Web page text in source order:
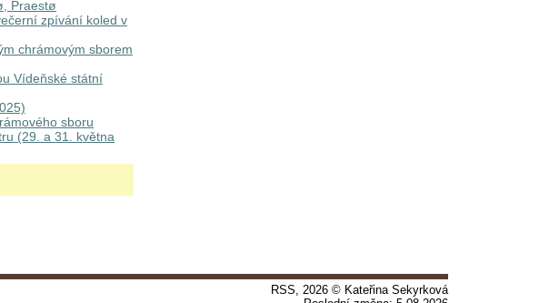
Praestø
zpívání koled v
chrámovým sborem
Vídeňské státní
sboru
(29. a 31. května
RSS, 2026 © Kateřina Sekyrková